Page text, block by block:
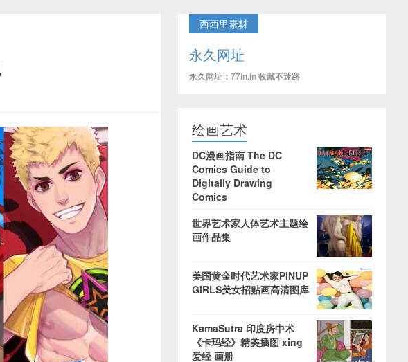
西西里素材
永久网址
永久网址：77in.in 收藏不迷路
绘画艺术
DC漫画指南 The DC
Comics Guide to
Digitally Drawing
Comics
世界艺术家人体艺术主题绘
画作品集
美国黄金时代艺术家PINUP
GIRLS美女招贴画高清图库
KamaSutra 印度房中术
《卡玛经》精美插图 xing
爱经 画册